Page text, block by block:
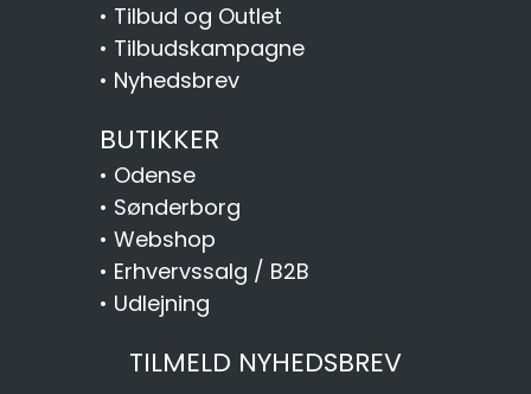
• Tilbud og Outlet
• Tilbudskampagne
• Nyhedsbrev
BUTIKKER
• Odense
• Sønderborg
• Webshop
• Erhvervssalg / B2B
• Udlejning
TILMELD NYHEDSBREV